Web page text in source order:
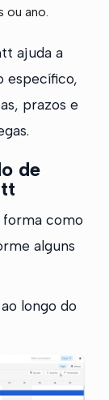
ou ano.
ajuda a
específico,
prazos e
de
como
alguns
longo do